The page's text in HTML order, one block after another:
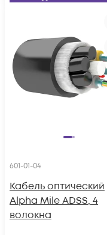
601-01-04
Кабель оптический
Alpha Mile ADSS, 4
волокна